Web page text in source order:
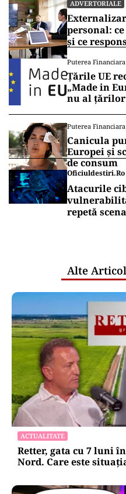
ADVERTORIALE
personal:
și ce
Puterea Financiara
Țările UE
„Made in
nu al țărilor
Puterea Financiara
Canicula
Europei și
de consum
Oficiuldestiri.ro
Atacurile
repetă
Alte
ACTUALITATE
Retter, gata cu 7 luni
Nord. Care este